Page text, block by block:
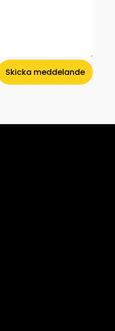
Skicka meddelande